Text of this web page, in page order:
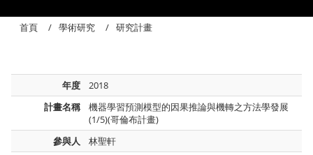
首頁 學術研究 研究計畫
年度
2018
計畫名稱
機器學習預測模型的因果推論與機轉之方法學發展
(1/5)(哥倫布計畫)
參與人
林聖軒